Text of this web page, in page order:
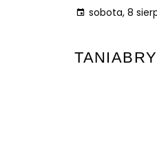
sobota, 8